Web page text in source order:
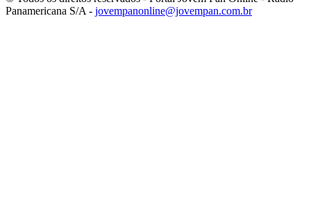
Panamericana S/A - jovempanonline@jovempan.com.br